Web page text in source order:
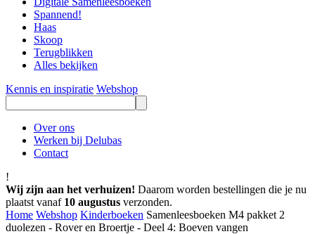
Spannend!
Haas
Skoop
Terugblikken
Alles bekijken
Kennis en inspiratie Webshop
Over ons
Werken bij Delubas
Contact
!
Wij zijn aan het verhuizen! Daarom worden bestellingen die je nu
plaatst vanaf 10 augustus verzonden.
Home Webshop Kinderboeken Samenleesboeken M4 pakket 2
duolezen - Rover en Broertje - Deel 4: Boeven vangen